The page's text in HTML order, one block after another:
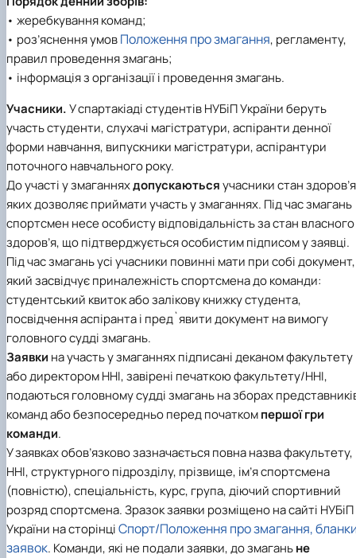
Іноземні мови
Працевлаштування
Їдальні та буфети
Студентські квитки
Центр вивчення мов
Психологічна підтримка
Інклюзивне середовище
Рада молодих вчених
Наукові школи
Стартап школа НУБіП України
Методичні рекомендації, пам'ятки
Форми документів
Патентно-ліцензійна діяльність
ЦКНО «Агропромисловий комплекс, лісове і
садово-паркове господарство, ветеринарна
медицина»
Обладнання НУБіП України
Біоетична комісія
Наукові видання
Досліднику та автору
Звіт про проведення НТЗ
Наукові журнали НУБіП України
Пам'ятка про проведення науково-
заходів
Порядок планування та організації
проведення НТЗ
Результати науково-технічних заходів
Монографії
Наука для бізнесу
Каталог наукових послуг
«SEB-2024»
Наглядова рада
Рада роботодавців
Благодійний фонд «Голосіївська ініціатива
2020»
Історія університету
Видатні випускники та працівники
Звіт ректора
Пам'яті захисників України
Почесні доктори і професори НУБіП України
Університетський кур'єр
Вибори ректора
Програма розвитку університету
ініціатива – 2025»
Доступ до публічної інформації
Державні закупівлі
Офіційна символіка
Антикорупційні заходи
Уповноважена особа з питань запобігання
Положення про антикорупційного
уповноваженого НУБіП України
Національні нормативно-правові акти
Нормативно-правові акти НУБіП України
Методичні роз’яснення НАЗК
Антикорупційні заходи
Гендерна радниця
• жеребкування команд;
• роз’яснення умовПоложення про змагання, регламенту,
правил проведення змагань;
• інформація з організації і проведення змагань.
Учасники.У спартакіаді студентів НУБіП України беруть
участь студенти, слухачі магістратури, аспіранти денної
форми навчання, випускники магістратури, аспірантури
поточного навчального року.
До участі у змаганняхдопускаютьсяучасники стан здоров’я
яких дозволяє приймати участь у змаганнях. Під час змагань
спортсмен несе особисту відповідальність за стан власного
здоров’я, що підтверджується особистим підписом у заявці.
Під час змагань усі учасники повинні мати при собі документ,
який засвідчує приналежність спортсмена до команди:
студентський квиток або залікову книжку студента,
посвідчення аспіранта і пред`явити документ на вимогу
головного судді змагань.
Заявки на участь у змаганнях підписані деканом факультету
або директором ННІ, завірені печаткою факультету/ННІ,
подаються головному судді змагань на зборах
команд або безпосередньо перед початкомпершої гри
команди.
У заявках обов’язково зазначається повна назва факультету,
ННІ, структурного підрозділу, прізвище, ім’я спортсмена
(повністю), спеціальність, курс, група, діючий спортивний
розряд спортсмена. Зразок заявки розміщено на сайті НУБіП
України на сторінціСпорт/Положення про змагання,
заявок. Команди, які не подали заявки, до змаганьне